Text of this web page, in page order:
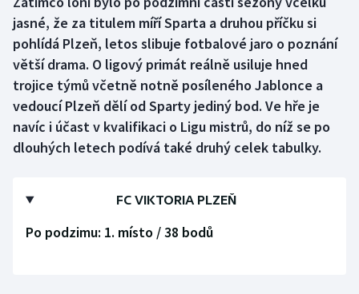
Boby a skeleton
Box
Curling
Cyklistika
jasné, že za titulem míří Sparta a druhou příčku si
pohlídá Plzeň, letos slibuje fotbalové jaro o poznání
větší drama. O ligový primát reálně usiluje hned
trojice týmů včetně notně posíleného Jablonce a
vedoucí Plzeň dělí od Sparty jediný bod. Ve hře je
navíc i účast v kvalifikaci o Ligu mistrů, do níž se po
dlouhých letech podívá také druhý celek tabulky.
FC VIKTORIA PLZEŇ
Po podzimu: 1. místo / 38 bodů